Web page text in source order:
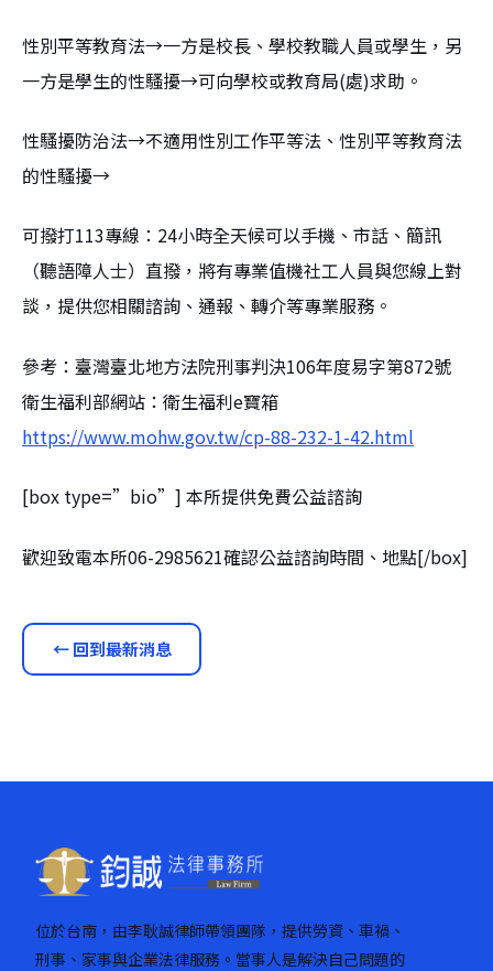
性別平等教育法→一方是校長、學校教職人員或學生，另
一方是學生的性騷擾→可向學校或教育局(處)求助。
性騷擾防治法→不適用性別工作平等法、性別平等教育法
的性騷擾→
可撥打113專線：24小時全天候可以手機、市話、簡訊
（聽語障人士）直撥，將有專業值機社工人員與您線上對
談，提供您相關諮詢、通報、轉介等專業服務。
參考：臺灣臺北地方法院刑事判決106年度易字第872號
衛生福利部網站：衛生福利e寶箱
https://www.mohw.gov.tw/cp-88-232-1-42.html
[box type=”bio”] 本所提供免費公益諮詢
歡迎致電本所06-2985621確認公益諮詢時間、地點[/box]
← 回到最新消息
位於台南，由李耿誠律師帶領團隊，提供勞資、車禍、
刑事、家事與企業法律服務。當事人是解決自己問題的